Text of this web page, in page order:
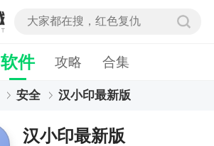
软件 攻略 合集
安全 汉小印最新版
汉小印最新版